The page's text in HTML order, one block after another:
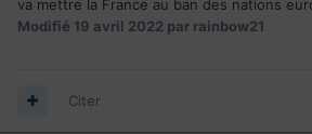
va mettre la France au ban des nations
Modifié 19 avril 2022 par rainbow21
Citer